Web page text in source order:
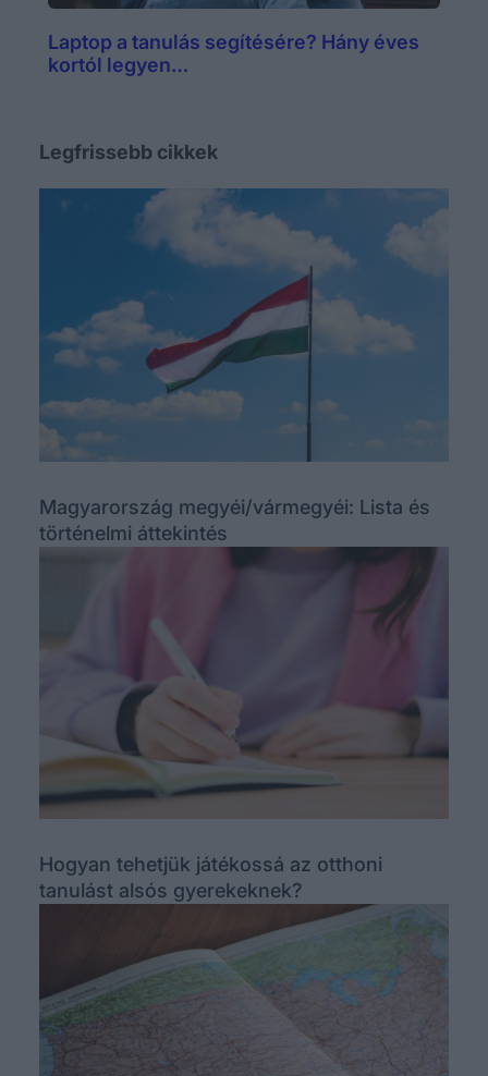
Laptop a tanulás segítésére? Hány éves
kortól legyen…
Legfrissebb cikkek
Magyarország megyéi/vármegyéi: Lista és
történelmi áttekintés
Hogyan tehetjük játékossá az otthoni
tanulást alsós gyerekeknek?